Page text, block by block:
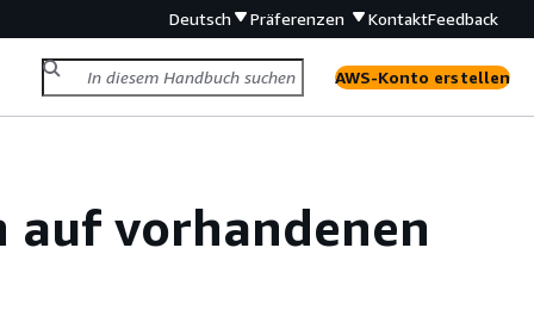
Deutsch Präferenzen KontaktFeedback
AWS-Konto erstellen
auf vorhandenen